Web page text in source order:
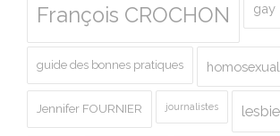
François CROCHON gay
guide des bonnes pratiques
Jennifer FOURNIER journalistes